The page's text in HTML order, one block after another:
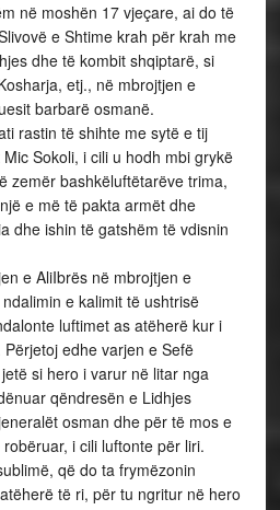
në moshën 17 vjeçare, ai do të
e Shtime krah për krah me
dhe të kombit shqiptarë, si
etj., në mbrojtjen e
barbarë osmanë.
rastin të shihte me sytë e tij
Sokoli, i cili u hodh mbi grykë
zemër bashkëluftëtarëve trima,
e më të pakta armët dhe
dhe ishin të gatshëm të vdisnin
e AliIbrës në mbrojtjen e
e kalimit të ushtrisë
luftimet as atëherë kur i
edhe varjen e Sefë
si hero i varur në litar nga
qëndresën e Lidhjes
osman dhe për të mos e
i cili luftonte për liri.
që do ta frymëzonin
të ri, për tu ngritur në hero